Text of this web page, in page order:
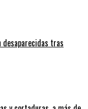
desaparecidas tras